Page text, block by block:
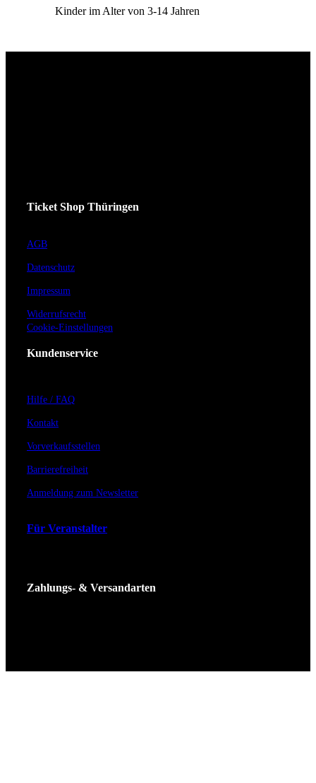
Kinder im Alter von 3-14 Jahren
Ticket Shop Thüringen
AGB
Datenschutz
Impressum
Widerrufsrecht
Cookie-Einstellungen
Kundenservice
Hilfe / FAQ
Kontakt
Vorverkaufsstellen
Barrierefreiheit
Anmeldung zum Newsletter
Für Veranstalter
Zahlungs- & Versandarten